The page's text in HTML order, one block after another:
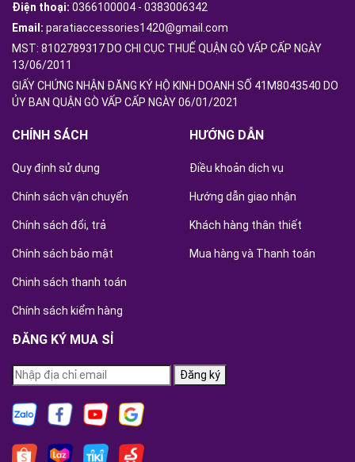
Điện thoại: 0366100004 - 0383006342
Email: paratiaccessories1420@gmail.com
MST: 8102789317 DO CHI CỤC THUẾ QUẬN GÒ VẤP CẤP NGÀY
13/06/2011
GIẤY CHỨNG NHẬN ĐĂNG KÝ HỘ KINH DOANH SỐ 41M8043540 DO
ỦY BAN QUẬN GÒ VẤP CẤP NGÀY 06/01/2021
CHÍNH SÁCH
Quy định sử dụng
Chính sách vận chuyển
Chính sách đổi, trả
Chính sách bảo mật
Chinh sách thanh toán
Chính sách kiểm hàng
HƯỚNG DẪN
Điều khoản dịch vụ
Hướng dẫn giao nhận
Khách hàng thân thiết
Mua hàng và Thanh toán
ĐĂNG KÝ MUA SỈ
Đăng ký